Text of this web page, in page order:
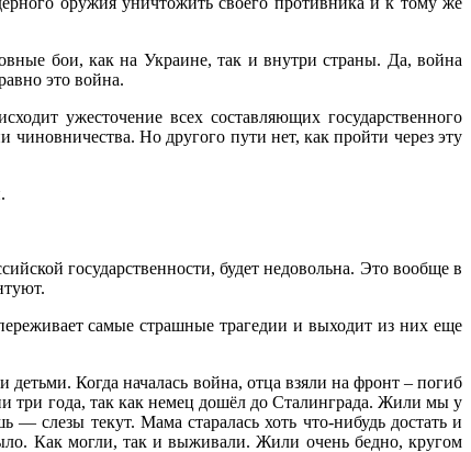
бои, как на Украине, так и внутри страны. Да, война
это война.
ужесточение всех составляющих государственного
Но другого пути нет, как пройти через эту
государственности, будет недовольна. Это вообще в
самые страшные трагедии и выходит из них еще
Когда началась война, отца взяли на фронт – погиб
три года, так как немец дошёл до Сталинграда. Жили мы у
слезы текут. Мама старалась хоть что-нибудь достать и
Как могли, так и выживали. Жили очень бедно, кругом